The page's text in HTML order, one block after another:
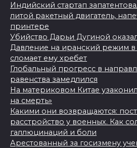
Индийский стартап
литой ракетный двигатель,
принтере
Убийство Дарьи Дугиной
Давление на иранский режим в
сломает ему хребет
Глобальный прогресс в
равенства замедлился
На материковом Китае
на смерть»
Какими они возвращаются:
расстройство у военных. Как
галлюцинаций и боли
Арестованный за госизмену